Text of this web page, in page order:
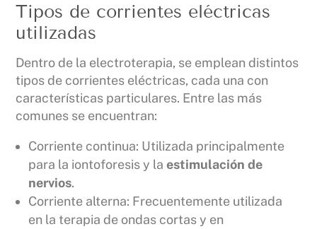
Tipos de corrientes eléctricas
utilizadas
Dentro de la electroterapia, se emplean distintos
tipos de corrientes eléctricas, cada una con
características particulares. Entre las más
comunes se encuentran:
Corriente continua: Utilizada principalmente
para la iontoforesis y laestimulación de
nervios.
Corriente alterna: Frecuentemente utilizada
en la terapia de ondas cortas y en